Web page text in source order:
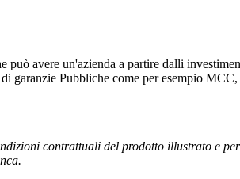
può avere un'azienda a partire dalli
garanzie Pubbliche come per esempio
contrattuali del prodotto illustrato e